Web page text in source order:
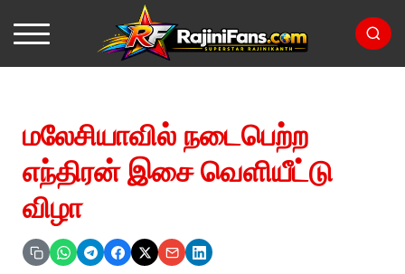
மலேசியாவில் நடைபெற்ற
எந்திரன் இசை வெளியீட்டு
விழா